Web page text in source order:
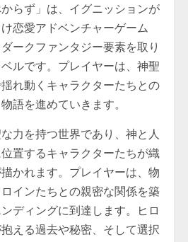
からず」は、イグニッションが
恋愛アドベンチャーゲーム
ークファンタジー要素を取り
ルです。プレイヤーは、神聖
れ動くキャラクターたちとの
語を進めていきます。
力を持つ世界であり、神と人
置するキャラクターたちが織
かれます。プレイヤーは、物
インたちとの親密な関係を築
ディングに到達します。ヒロ
える過去や秘密、そして選択